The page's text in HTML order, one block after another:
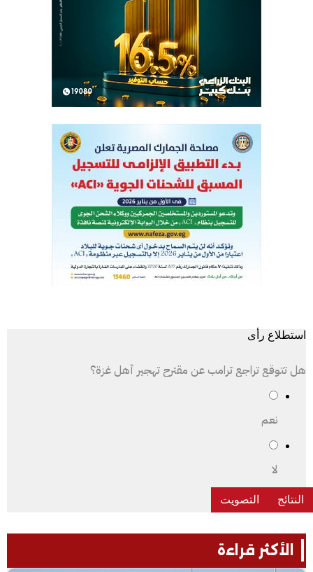
استطلاع رأى
هل تتوقع تراجع ترامب عن مقترح تهجير أهل غزة؟
نعم
لا
الأكثر قراءة